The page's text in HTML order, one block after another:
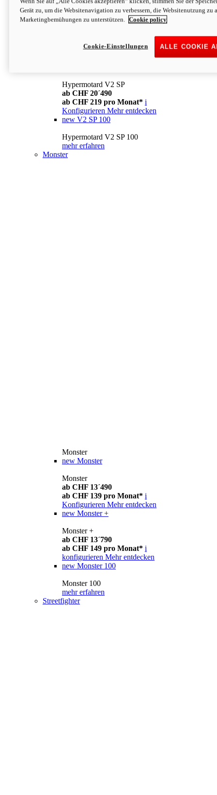
Konfigurieren Mehr entdecken
newV2
ab CHF 169 pro Monat* i
Mehr entdecken
Hypermotard V2 SP
ab CHF 20´490
ab CHF 219 pro Monat* i
Konfigurieren Mehr entdecken
new V2 SP 100
Hypermotard V2 SP 100
mehr erfahren
Monster
Monster
new Monster
Monster
ab CHF 13´490
ab CHF 139 pro Monat* i
Konfigurieren Mehr entdecken
new Monster +
Monster +
ab CHF 13´790
ab CHF 149 pro Monat* i
konfigurieren Mehr entdecken
new Monster 100
Monster 100
mehr erfahren
Streetfighter
Gerät zu, um die Websitenavigation zu verbessern, die Websitenutzung zu
Marketingbemühungen zu unterstützen.
Cookie policy
ALLE COOKIE
Cookie-Einstellungen